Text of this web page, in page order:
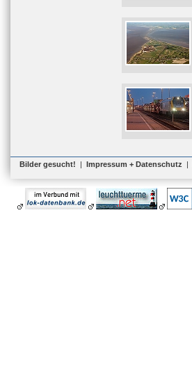
Bilder gesucht! | Impressum + Datenschutz |